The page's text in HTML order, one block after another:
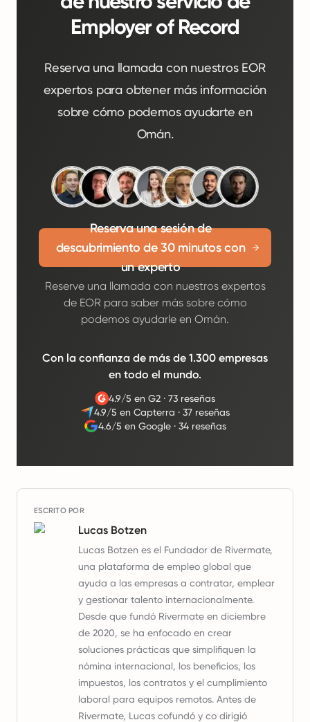
Employer of Record
Reserva una llamada con nuestros EOR
expertos para obtener más información
sobre cómo podemos ayudarte en
Omán.
Reserva una sesión de
descubrimiento de 30 minutos con
un experto
Reserve una llamada con nuestros expertos
de EOR para saber más sobre cómo
podemos ayudarle en Omán.
Con la confianza de más de 1.300 empresas
en todo el mundo.
4.9/5 en G2 ·73 reseñas
4.9/5 en Capterra ·37 reseñas
4.6/5 en Google· 34 reseñas
ESCRITO POR
Lucas Botzen
Lucas Botzen es el Fundador de Rivermate,
una plataforma de empleo global que
ayuda a las empresas a contratar, emplear
y gestionar talento internacionalmente.
Desde que fundó Rivermate en diciembre
de 2020, se ha enfocado en crear
soluciones prácticas que simplifiquen la
nómina internacional, los beneficios, los
impuestos, los contratos y el cumplimiento
laboral para equipos remotos. Antes de
Rivermate, Lucas cofundó y co dirigió